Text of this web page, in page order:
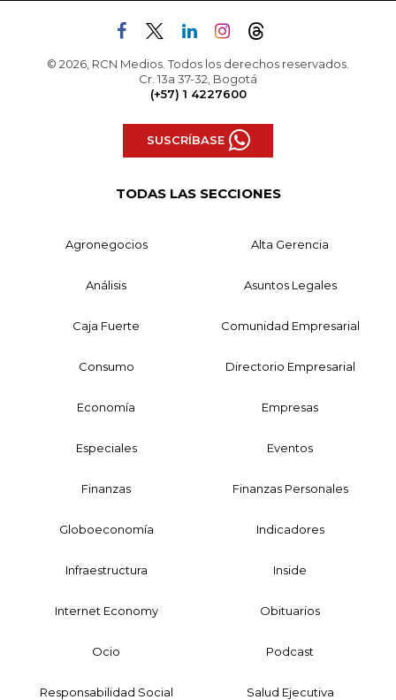
© 2026, RCN Medios. Todos los derechos reservados.
Cr. 13a 37-32, Bogotá
(+57) 1 4227600
SUSCRÍBASE
TODAS LAS SECCIONES
Agronegocios Alta Gerencia
Análisis Asuntos Legales
Caja Fuerte Comunidad Empresarial
Consumo Directorio Empresarial
Economía Empresas
Especiales Eventos
Finanzas Finanzas Personales
Globoeconomía Indicadores
Infraestructura Inside
Internet Economy Obituarios
Ocio Podcast
Responsabilidad Social Salud Ejecutiva